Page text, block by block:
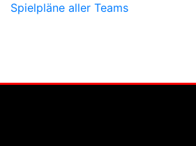
Spielpläne aller Teams